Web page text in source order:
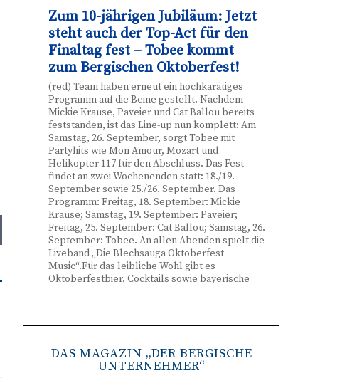
Zum 10-jährigen Jubiläum: Jetzt
steht auch der Top-Act für den
Finaltag fest – Tobee kommt
zum Bergischen Oktoberfest!
(red) Team haben erneut ein hochkarätiges
Programm auf die Beine gestellt. Nachdem
Mickie Krause, Paveier und Cat Ballou bereits
feststanden, ist das Line-up nun komplett: Am
Samstag, 26. September, sorgt Tobee mit
Partyhits wie Mon Amour, Mozart und
Helikopter 117 für den Abschluss. Das Fest
findet an zwei Wochenenden statt: 18./19.
September sowie 25./26. September. Das
Programm: Freitag, 18. September: Mickie
Krause; Samstag, 19. September: Paveier;
Freitag, 25. September: Cat Ballou; Samstag, 26.
September: Tobee. An allen Abenden spielt die
Liveband „Die Blechsauga Oktoberfest
Music“.Für das leibliche Wohl gibt es
Oktoberfestbier, Cocktails sowie bayerische
www.bergisches-oktoberfest.de sowie über die
Remscheid stärkt Krisenvorsorge
DAS MAGAZIN „DER BERGISCHE
UNTERNEHMER“